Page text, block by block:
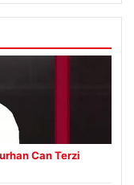
Can Terzi